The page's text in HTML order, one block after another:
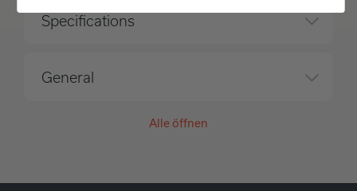
Specifications
General
Alle öffnen